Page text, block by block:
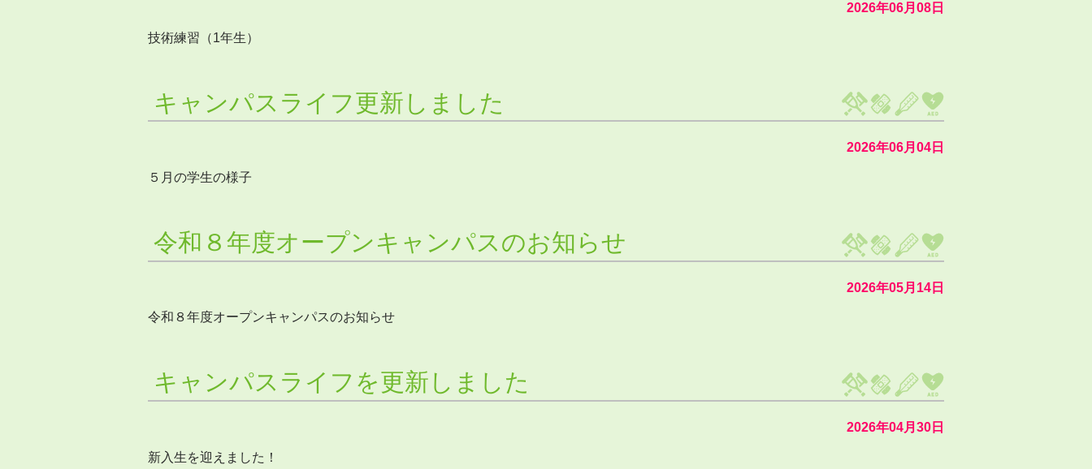
2026年06月08日
技術練習（1年生）
キャンパスライフ更新しました
2026年06月04日
５月の学生の様子
令和８年度オープンキャンパスのお知らせ
2026年05月14日
令和８年度オープンキャンパスのお知らせ
キャンパスライフを更新しました
2026年04月30日
新入生を迎えました！